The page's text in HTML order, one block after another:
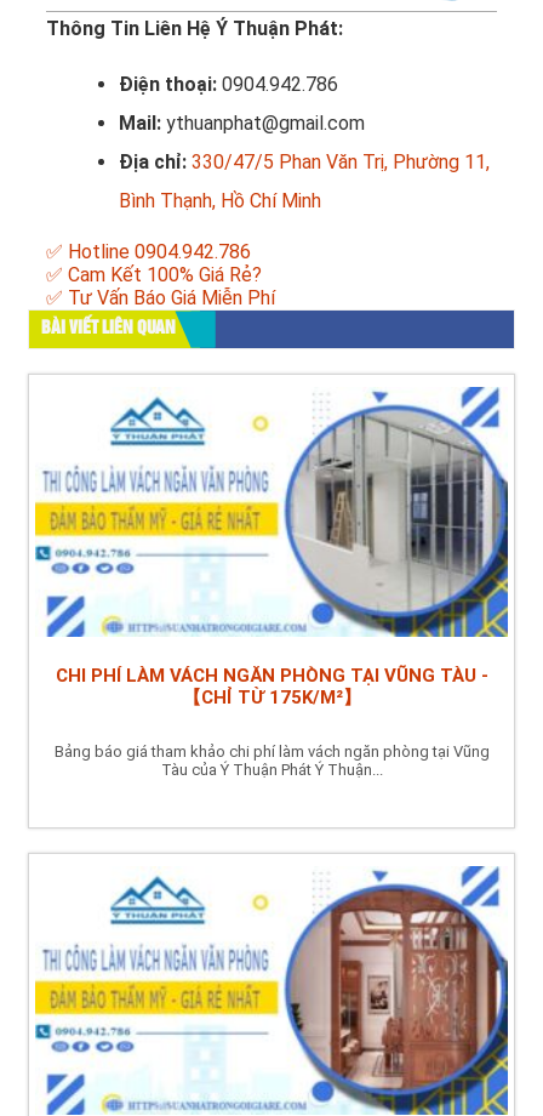
Thông Tin Liên Hệ Ý Thuận Phát:
Điện thoại: 0904.942.786
Mail: ythuanphat@gmail.com
Địa chỉ: 330/47/5 Phan Văn Trị, Phường 11,
Bình Thạnh, Hồ Chí Minh
✅ Hotline 0904.942.786
✅ Cam Kết 100% Giá Rẻ?
✅ Tư Vấn Báo Giá Miễn Phí
BÀI VIẾT LIÊN QUAN
CHI PHÍ LÀM VÁCH NGĂN PHÒNG TẠI VŨNG TÀU -
【CHỈ TỪ 175K/M²】
Bảng báo giá tham khảo chi phí làm vách ngăn phòng tại Vũng
Tàu của Ý Thuận Phát Ý Thuận...